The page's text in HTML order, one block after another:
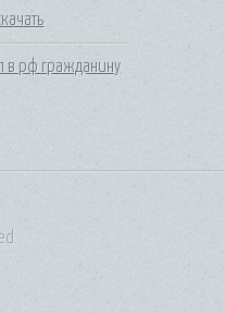
в рф гражданину